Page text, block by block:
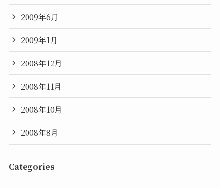
2009年6月
2009年1月
2008年12月
2008年11月
2008年10月
2008年8月
Categories